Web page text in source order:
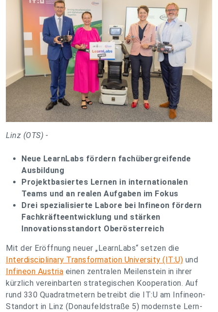
Linz (OTS) -
Neue LearnLabs fördern fachübergreifende
Ausbildung
Projektbasiertes Lernen in internationalen
Teams und an realen Aufgaben im Fokus
Drei spezialisierte Labore bei Infineon fördern
Fachkräfteentwicklung und stärken
Innovationsstandort Oberösterreich
Mit der Eröffnung neuer „LearnLabs“ setzen die
Interdisciplinary Transformation University (IT:U) und
Infineon Austria einen zentralen Meilenstein in ihrer
kürzlich vereinbarten strategischen Kooperation. Auf
rund 330 Quadratmetern betreibt die IT:U am Infineon-
Standort in Linz (Donaufeldstraße 5) modernste Lern-